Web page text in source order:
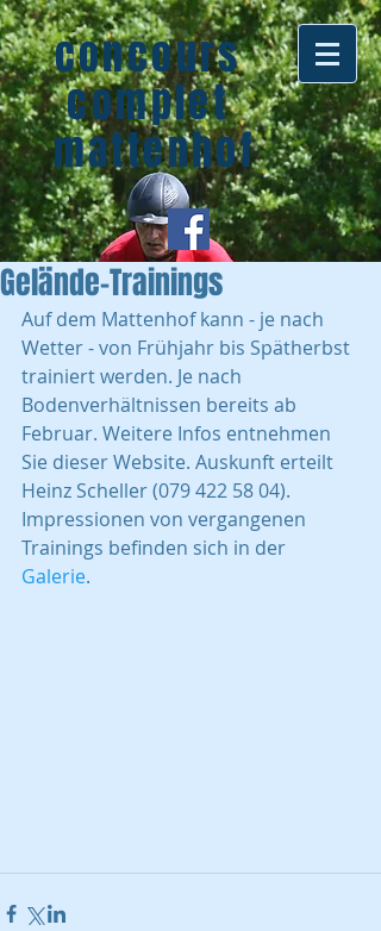
concours
complet
mattenhof
Gelände-Trainings
Auf dem Mattenhof kann - je nach
Wetter - von Frühjahr bis Spätherbst
trainiert werden. Je nach
Bodenverhältnissen bereits ab
Februar. Weitere Infos entnehmen
Sie dieser Website. Auskunft erteilt
Heinz Scheller (079 422 58 04).
Impressionen von vergangenen
Trainings befinden sich in der
Galerie.